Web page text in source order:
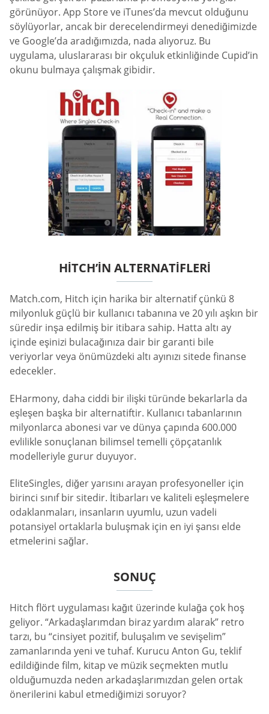
görünüyor. App Store ve iTunes’da mevcut olduğunu
söylüyorlar, ancak bir derecelendirmeyi denediğimizde
ve Google’da aradığımızda, nada alıyoruz. Bu
uygulama, uluslararası bir okçuluk etkinliğinde Cupid’in
okunu bulmaya çalışmak gibidir.
HITCH’IN ALTERNATIFLERI
Match.com, Hitch için harika bir alternatif çünkü 8
milyonluk güçlü bir kullanıcı tabanına ve 20 yılı aşkın bir
süredir inşa edilmiş bir itibara sahip. Hatta altı ay
içinde eşinizi bulacağınıza dair bir garanti bile
veriyorlar veya önümüzdeki altı ayınızı sitede finanse
edecekler.
EHarmony, daha ciddi bir ilişki türünde bekarlarla da
eşleşen başka bir alternatiftir. Kullanıcı tabanlarının
milyonlarca abonesi var ve dünya çapında 600.000
evlilikle sonuçlanan bilimsel temelli çöpçatanlık
modelleriyle gurur duyuyor.
EliteSingles, diğer yarısını arayan profesyoneller için
birinci sınıf bir sitedir. İtibarları ve kaliteli eşleşmelere
odaklanmaları, insanların uyumlu, uzun vadeli
potansiyel ortaklarla buluşmak için en iyi şansı elde
etmelerini sağlar.
SONUÇ
Hitch flört uygulaması kağıt üzerinde kulağa çok hoş
geliyor. “Arkadaşlarımdan biraz yardım alarak” retro
tarzı, bu “cinsiyet pozitif, buluşalım ve sevişelim”
zamanlarında yeni ve tuhaf. Kurucu Anton Gu, teklif
edildiğinde film, kitap ve müzik seçmekten mutlu
olduğumuzda neden arkadaşlarımızdan gelen ortak
önerilerini kabul etmediğimizi soruyor?